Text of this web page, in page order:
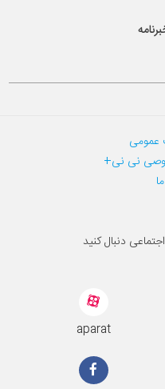
عمومی
نی نی+
دنبال کنید
aparat